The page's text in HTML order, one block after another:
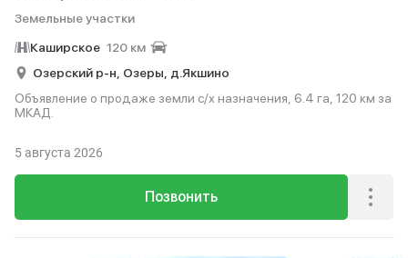
Земельные участки
Каширское 120 км
Озерский р-н, Озеры, д.Якшино
Объявление о продаже земли с/х назначения, 6.4 га, 120 км за
МКАД.
Позвонить
5 августа 2026